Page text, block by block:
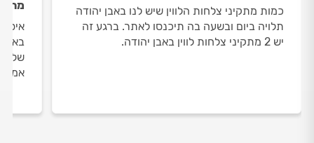
כמות מתקיני צלחות הלווין שיש לנו באבן יהודה
תלויה ביום ובשעה בה תיכנסו לאתר. ברגע זה
יש 2 מתקיני צלחות לווין באבן יהודה.